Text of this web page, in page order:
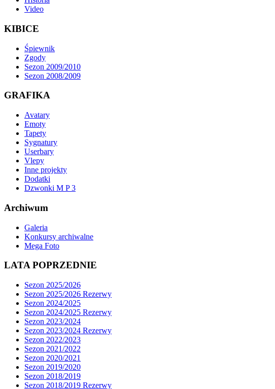
Video
KIBICE
Śpiewnik
Zgody
Sezon 2009/2010
Sezon 2008/2009
GRAFIKA
Avatary
Emoty
Tapety
Sygnatury
Userbary
Vlepy
Inne projekty
Dodatki
Dzwonki M P 3
Archiwum
Galeria
Konkursy archiwalne
Mega Foto
LATA POPRZEDNIE
Sezon 2025/2026
Sezon 2025/2026 Rezerwy
Sezon 2024/2025
Sezon 2024/2025 Rezerwy
Sezon 2023/2024
Sezon 2023/2024 Rezerwy
Sezon 2022/2023
Sezon 2021/2022
Sezon 2020/2021
Sezon 2019/2020
Sezon 2018/2019
Sezon 2018/2019 Rezerwy